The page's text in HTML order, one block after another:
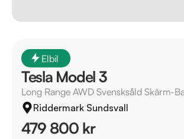
Elbil
Tesla Model 3
Long Range AWD Svensksåld Skärm-
Riddermark Sundsvall
479 800 kr